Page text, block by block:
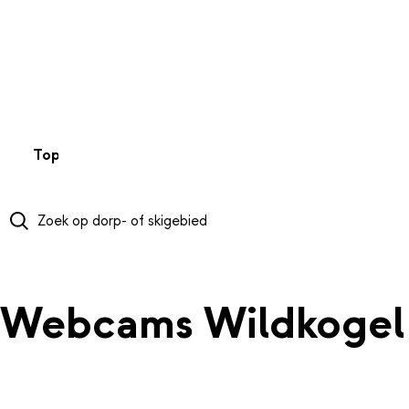
Top 50
Webcams Wildkogel